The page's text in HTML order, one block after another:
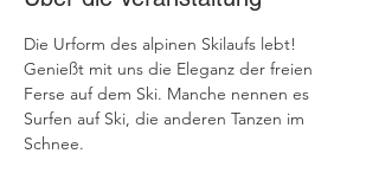
Die Urform des alpinen Skilaufs lebt!
Genießt mit uns die Eleganz der freien
Ferse auf dem Ski. Manche nennen es
Surfen auf Ski, die anderen Tanzen im
Schnee.